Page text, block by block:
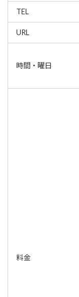
TEL
URL
時間・曜日
料金